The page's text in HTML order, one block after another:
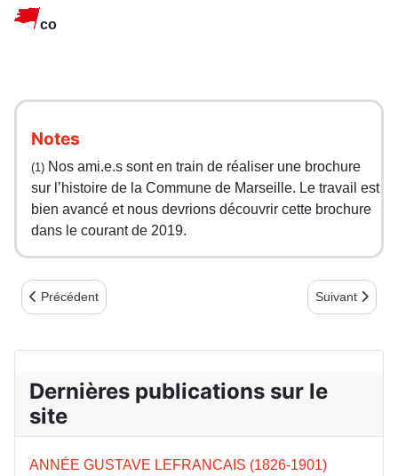
co
Notes
(1) Nos ami.e.s sont en train de réaliser une brochure
sur l’histoire de la Commune de Marseille. Le travail est
bien avancé et nous devrions découvrir cette brochure
dans le courant de 2019.
Article précédent : LES ACTIVITE DES AMI.E.S DU BERRY
Précédent Article suivant
Suivant
Dernières publications sur le
site
ANNÉE GUSTAVE LEFRANCAIS (1826-1901)